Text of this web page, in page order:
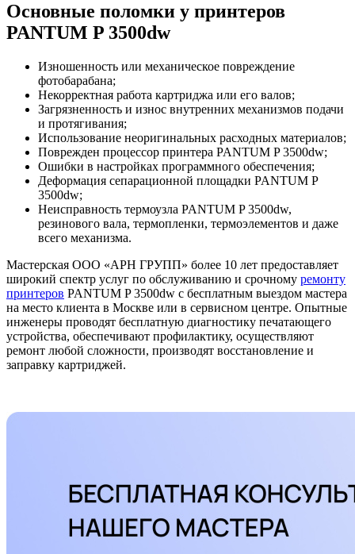
Основные поломки у принтеров
PANTUM P 3500dw
Изношенность или механическое повреждение
фотобарабана;
Некорректная работа картриджа или его валов;
Загрязненность и износ внутренних механизмов подачи
и протягивания;
Использование неоригинальных расходных материалов;
Поврежден процессор принтера PANTUM P 3500dw;
Ошибки в настройках программного обеспечения;
Деформация сепарационной площадки PANTUM P
3500dw;
Неисправность термоузла PANTUM P 3500dw,
резинового вала, термопленки, термоэлементов и даже
всего механизма.
Мастерская ООО «АРН ГРУПП» более 10 лет предоставляет
широкий спектр услуг по обслуживанию и срочному ремонту
принтеров PANTUM P 3500dw с бесплатным выездом мастера
на место клиента в Москве или в сервисном центре. Опытные
инженеры проводят бесплатную диагностику печатающего
устройства, обеспечивают профилактику, осуществляют
ремонт любой сложности, производят восстановление и
заправку картриджей.